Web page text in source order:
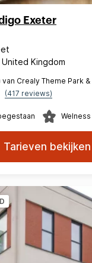
Exeter
United Kingdom
van Crealy Theme Park
(417 reviews)
Welness
Tarieven bekijken